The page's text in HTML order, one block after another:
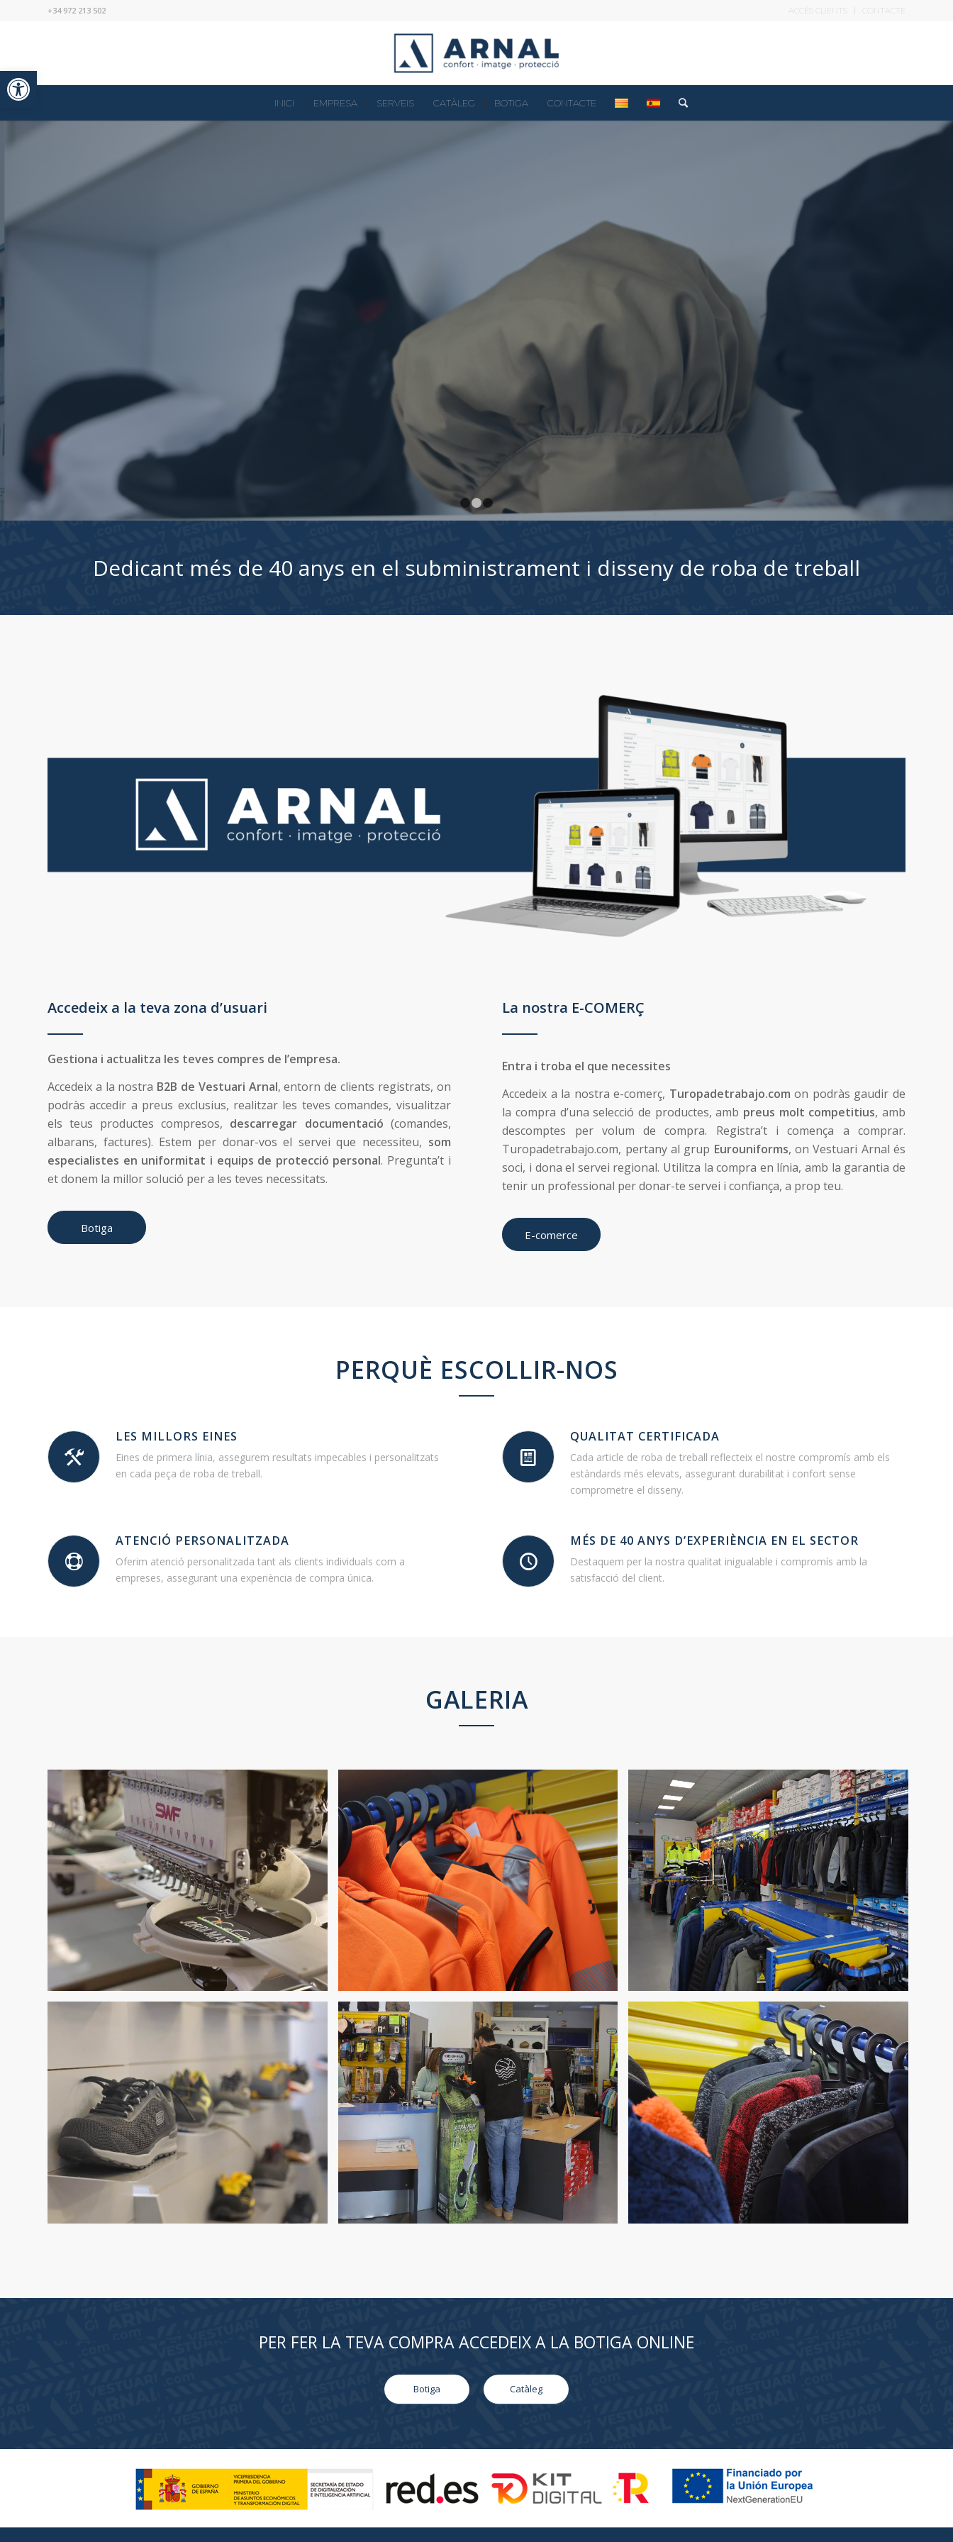
Obre la barra d'eines
ACCÉS CLIENTS CONTACTE
+34 972 213 502
INICI EMPRESA SERVEIS CATÀLEG BOTIGA CONTACTE
ALLÒ QUE
BUSQUES, HO
TENIM
qualitat superior i una experiència de compra que et fa
Vestir bé comença aquí
LA NOSTRA HISTÒRIA CONTACTA’NS
1 2 3
Dedicant més de 40 anys en el subministrament i disseny de roba de treball
Accedeix a la teva zona d’usuari
Gestiona i actualitza les teves compres de l’empresa.
Accedeix a la nostra B2B de Vestuari Arnal, entorn de clients registrats, on
podràs accedir a preus exclusius, realitzar les teves comandes, visualitzar
els teus productes compresos, descarregar documentació (comandes,
albarans, factures). Estem per donar-vos el servei que necessiteu, som
especialistes en uniformitat i equips de protecció personal. Pregunta’t i
et donem la millor solució per a les teves necessitats.
Botiga
La nostra E-COMERÇ
Entra i troba el que necessites
Accedeix a la nostra e-comerç, Turopadetrabajo.com on podràs gaudir de
la compra d’una selecció de productes, amb preus molt competitius, amb
descomptes per volum de compra. Registra’t i comença a comprar.
Turopadetrabajo.com, pertany al grup Eurouniforms, on Vestuari Arnal és
soci, i dona el servei regional. Utilitza la compra en línia, amb la garantia de
tenir un professional per donar-te servei i confiança, a prop teu.
E-comerce
PERQUÈ ESCOLLIR-NOS
LES MILLORS EINES
Eines de primera línia, assegurem resultats impecables i personalitzats
en cada peça de roba de treball.
QUALITAT CERTIFICADA
Cada article de roba de treball reflecteix el nostre compromís amb els
estàndards més elevats, assegurant durabilitat i confort sense
comprometre el disseny.
ATENCIÓ PERSONALITZADA
Oferim atenció personalitzada tant als clients individuals com a
empreses, assegurant una experiència de compra única.
MÉS DE 40 ANYS D’EXPERIÈNCIA EN EL SECTOR
Destaquem per la nostra qualitat inigualable i compromís amb la
satisfacció del client.
GALERIA
PER FER LA TEVA COMPRA ACCEDEIX A LA BOTIGA ONLINE
Botiga Catàleg